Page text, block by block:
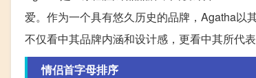
爱。作为一个具有悠久历史的品牌，Agatha以
不仅看中其品牌内涵和设计感，更看中其所代
情侣首字母排序